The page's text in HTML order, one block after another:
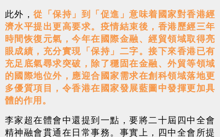
此外，從「保持」到「促進」意味着國家對香港經
濟水平提出更高要求。疫情結束後，香港歷經三年
時間恢復元氣，今年在國際金融、經貿領域取得亮
眼成績，充分實現「保持」二字。接下來香港已有
充足底氣尋求突破，除了穩固在金融、外貿等領域
的國際地位外，應迎合國家需求在創科領域落地更
多優質項目，令香港在國家發展藍圖中發揮更加具
體的作用。
李家超在體會中還提到一點，要將二十屆四中全會
精神融會貫通在日常事務。事實上，四中全會所提